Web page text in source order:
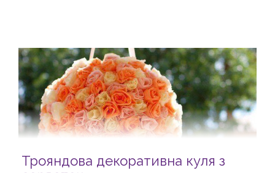
Трояндова декоративна куля з